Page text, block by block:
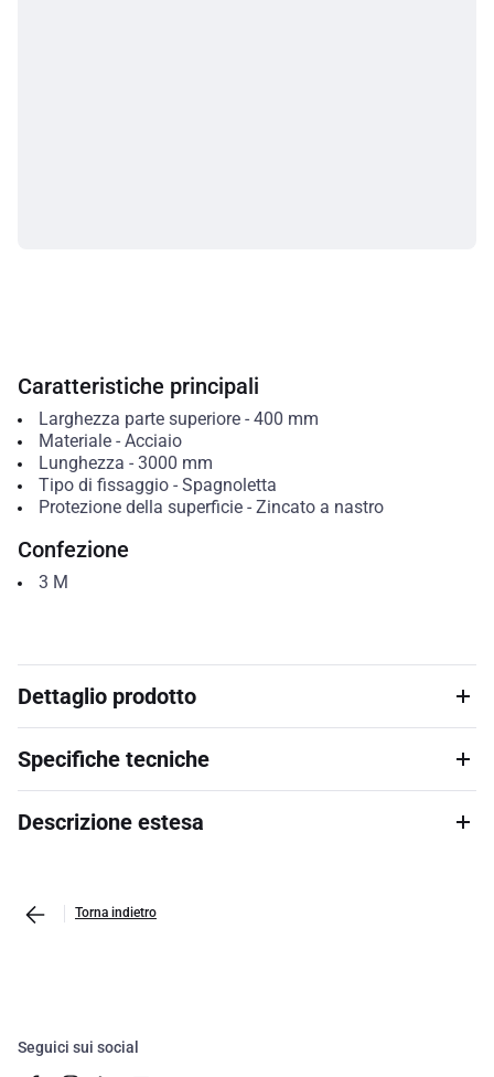
Caratteristiche principali
Larghezza parte superiore- 400 mm
Materiale- Acciaio
Lunghezza - 3000 mm
Tipo di fissaggio- Spagnoletta
Protezione della superficie- Zincato a nastro
Confezione
3 M
Dettaglio prodotto
Specifiche tecniche
Descrizione estesa
Torna indietro
Seguici sui social